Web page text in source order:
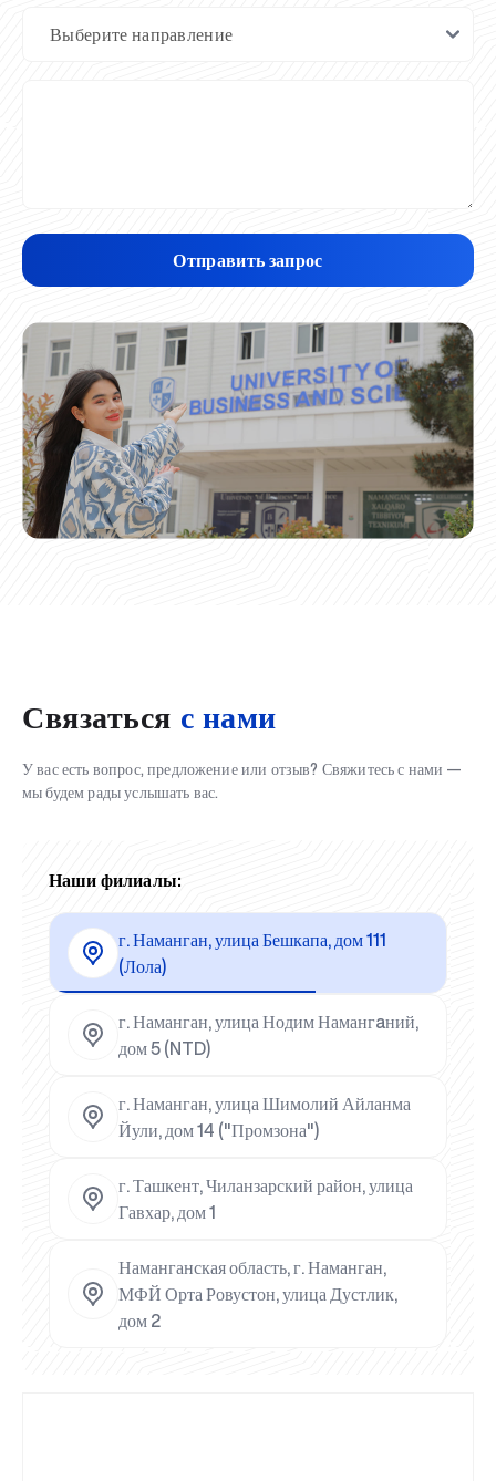
Отправить запрос
Связаться с нами
У вас есть вопрос, предложение или отзыв? Свяжитесь с нами —
мы будем рады услышать вас.
Наши филиалы:
г. Наманган, улица Бешкапа, дом 111
(Лола)
г. Наманган, улица Нодим Намангaний,
дом 5 (NTD)
г. Наманган, улица Шимолий Айланма
Йули, дом 14 ("Промзона")
г. Ташкент, Чиланзарский район, улица
Гавхар, дом 1
Наманганская область, г. Наманган,
МФЙ Орта Ровустон, улица Дустлик,
дом 2